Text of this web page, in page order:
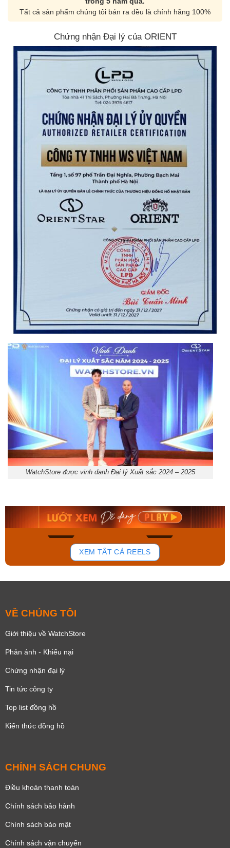
Tất cả sản phẩm chúng tôi bán ra đều là chính hãng 100%
Chứng nhận Đại lý của ORIENT
WatchStore được vinh danh Đại lý Xuất sắc 2024 – 2025
168
Mua ngay Mua ngay
XEM TẤT CẢ REELS
VỀ CHÚNG TÔI
Giới thiệu về WatchStore
Phản ánh - Khiếu nại
Chứng nhận đại lý
Tin tức công ty
Top list đồng hồ
Kiến thức đồng hồ
CHÍNH SÁCH CHUNG
Điều khoản thanh toán
Chính sách bảo hành
Chính sách bảo mật
Chính sách vận chuyển